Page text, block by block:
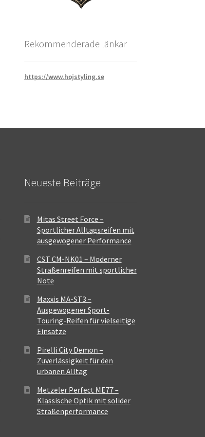
Rekommenderade länkar
https://www.hojstyling.se
Neueste Beiträge
Mitas Street Force –
Sportlicher Alltagsreifen mit
ausgewogener Performance
CST CM-NK01 – Moderner
Straßenreifen mit sportlicher
Note
Maxxis MA-ST3 –
Ausgewogener Sport-
Touring-Reifen für vielseitige
Einsätze
Pirelli City Demon –
Zuverlässigkeit für den
urbanen Alltag
Metzeler Perfect ME77 –
Klassische Optik mit solider
Straßenperformance